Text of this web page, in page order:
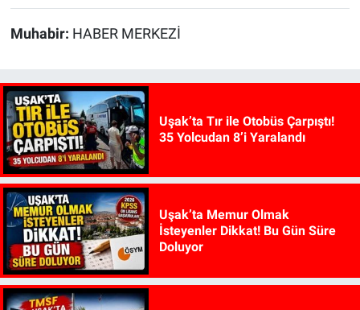
Muhabir: HABER MERKEZİ
Uşak’ta Tır ile Otobüs Çarpıştı!
35 Yolcudan 8’i Yaralandı
Uşak’ta Memur Olmak
İsteyenler Dikkat! Bu Gün Süre
Doluyor